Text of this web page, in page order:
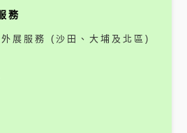
務
展服務 (沙田、大埔及北區)